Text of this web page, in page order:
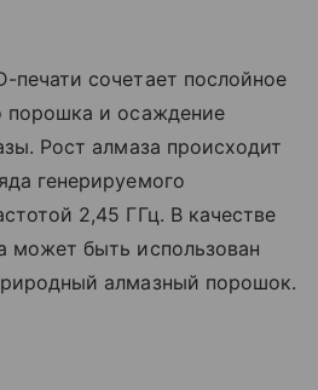
печати сочетает послойное
порошка и осаждение
Рост алмаза происходит
генерируемого
2,45 ГГц. В качестве
может быть использован
алмазный порошок.